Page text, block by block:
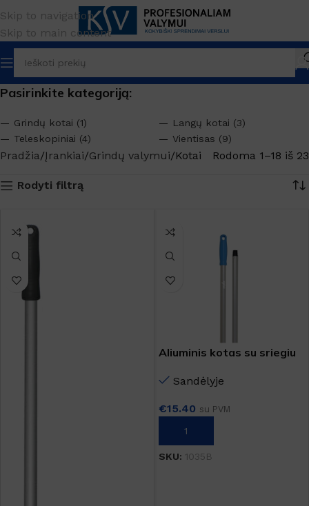
Skip to navigation
Skip to main content
Pasirinkite kategoriją:
Grindų kotai (1)
Langų kotai (3)
Teleskopiniai (4)
Vientisas (9)
Pradžia Įrankiai Grindų valymui Kotai Rodoma 1–18 iš 23
Rodyti filtrą
Aliuminis kotas su sriegiu
Sandėlyje
€15.40 su PVM
Į KREPŠELĮ
SKU: 1035B